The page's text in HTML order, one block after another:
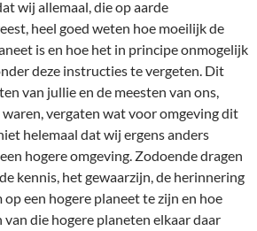
wij allemaal, die op aarde
heel goed weten hoe moeilijk de
is en hoe het in principe onmogelijk
deze instructies te vergeten. Dit
van jullie en de meesten van ons,
vergaten wat voor omgeving dit
helemaal dat wij ergens anders
hogere omgeving. Zodoende dragen
kennis, het gewaarzijn, de herinnering
op een hogere planeet te zijn en hoe
die hogere planeten elkaar daar